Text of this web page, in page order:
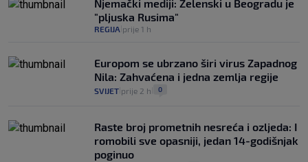
Njemački mediji: Zelenski u Beogradu je
"pljuska Rusima"
REGIJA prije 1 h
Europom se ubrzano širi virus Zapadnog
Nila: Zahvaćena i jedna zemlja regije
SVIJET prije 2 h 0
Raste broj prometnih nesreća i ozljeda: I
romobili sve opasniji, jedan 14-godišnjak
poginuo